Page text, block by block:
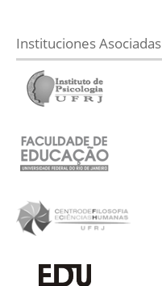
Instituciones Asociadas